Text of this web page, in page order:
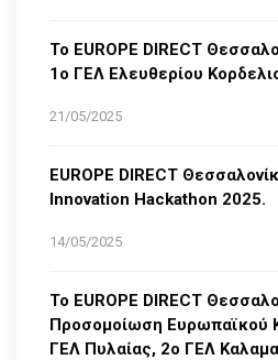
Το EUROPE DIRECT
1ο ΓΕΛ Ελευθερίου
21/05/2025
EUROPE DIRECT
Innovation Hackathon 2025.
14/05/2025
Το EUROPE DIRECT
Προσομοίωση Ευρωπαϊκού
ΓΕΛ Πυλαίας, 2ο ΓΕΛ